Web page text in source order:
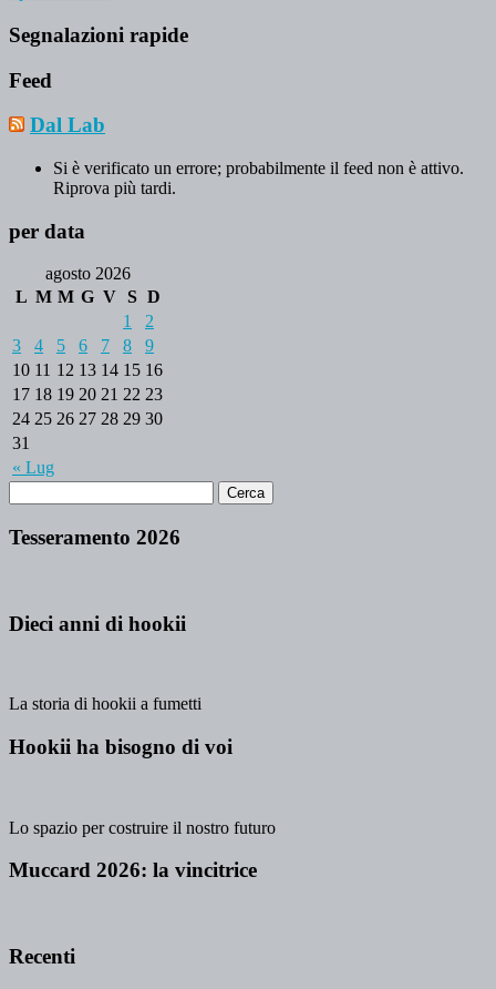
Segnalazioni rapide
Feed
Dal Lab
Si è verificato un errore; probabilmente il feed non è attivo.
Riprova più tardi.
per data
agosto 2026
L M M G V S D
« Lug
1
2
3
4 5 6 7 8
9
10 11 12 13 14 15 16
17 18 19 20 21 22 23
24 25 26 27 28 29 30
31
Tesseramento 2026
Dieci anni di hookii
La storia di hookii a fumetti
Hookii ha bisogno di voi
Lo spazio per costruire il nostro futuro
Muccard 2026: la vincitrice
Recenti